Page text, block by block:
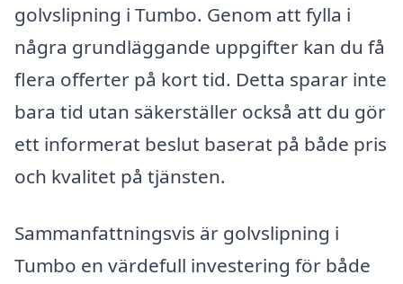
golvslipning i Tumbo. Genom att fylla i
några grundläggande uppgifter kan du få
flera offerter på kort tid. Detta sparar inte
bara tid utan säkerställer också att du gör
ett informerat beslut baserat på både pris
och kvalitet på tjänsten.
Sammanfattningsvis är golvslipning i
Tumbo en värdefull investering för både